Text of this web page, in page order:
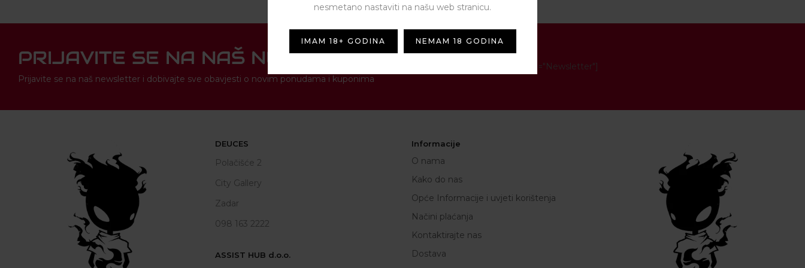
PRIJAVITE SE NA NAŠ NEWSLETTER
Prijavite se na naš newsletter i dobivajte sve obavjesti o novim ponudama i kuponima
[contact-form-7 id="1287" title="Newsletter"]
DEUCES
Polačišće 2
City Gallery
Zadar
098 163 2222
ASSIST HUB d.o.o.
Informacije
O nama
Kako do nas
Opće Informacije i uvjeti korištenja
Načini plaćanja
Kontaktirajte nas
Dostava
nesmetano nastaviti na našu web stranicu.
IMAM 18+ GODINA NEMAM 18 GODINA